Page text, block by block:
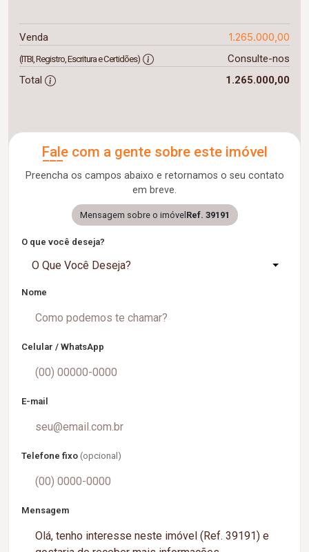
Venda 1.265.000,00
(ITBI, Registro, Escritura e Certidões)
Consulte-nos
Total
1.265.000,00
Fale com a gente sobre este imóvel
Preencha os campos abaixo e retornamos o seu contato
em breve.
Mensagem sobre o imóvel Ref. 39191
O que você deseja?
O Que Você Deseja?
Nome
Celular / WhatsApp
E-mail
Telefone fixo (opcional)
Mensagem